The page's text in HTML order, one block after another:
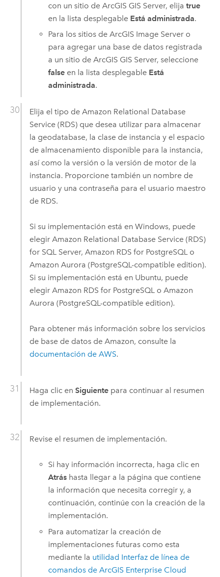
con un sitio deArcGIS GIS Server, elijatrue
en la lista desplegable Está administrada.
Para los sitios deArcGIS Image Server o
para agregar una base de datos registrada
a un sitio deArcGIS GIS Server, seleccione
false en la lista desplegable Está
administrada.
Elija el tipo de Amazon Relational Database
Service (RDS)que desea utilizar para almacenar
la geodatabase, la clase de instancia y el espacio
de almacenamiento disponible para la instancia,
así como la versión o la versión de motor de la
instancia. Proporcione también un nombre de
usuario y una contraseña para el usuario maestro
de RDS.
Si su implementación está en Windows, puede
elegir Amazon Relational Database Service (RDS)
for SQL Server, Amazon RDS for PostgreSQLo
Amazon Aurora (PostgreSQL-compatible edition).
Si su implementación está en Ubuntu, puede
elegir Amazon RDS for PostgreSQLo Amazon
Aurora (PostgreSQL-compatible edition).
Para obtener más información sobre los servicios
de base de datos de Amazon, consulte la
documentación de AWS.
Haga clic en Siguientepara continuar al resumen
de implementación.
Revise el resumen de implementación.
Si hay información incorrecta, haga clic en
Atrás hasta llegar a la página que contiene
la información que necesita corregir y, a
continuación, continúe con la creación de la
implementación.
Para automatizar la creación de
implementaciones futuras como esta
mediante la utilidad Interfaz de línea de
comandos de ArcGIS Enterprise Cloud